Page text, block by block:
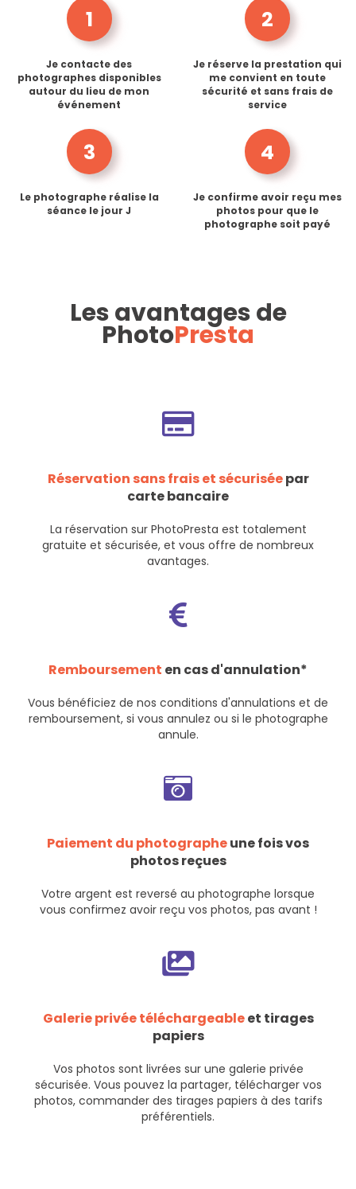
1
Je contacte des
photographes disponibles
autour du lieu de mon
événement
2
Je réserve la prestation qui
me convient en toute
sécurité et sans frais de
service
3
Le photographe réalise la
séance le jour J
4
Je confirme avoir reçu mes
photos pour que le
photographe soit payé
Les avantages de
PhotoPresta
Réservation sans frais et sécuriséepar
carte bancaire
La réservation sur PhotoPresta est totalement
gratuite et sécurisée, et vous offre de nombreux
avantages.
Remboursement en cas d'annulation*
Vous bénéficiez de nos conditions d'annulations et de
remboursement, si vous annulez ou si le photographe
annule.
Paiement du photographeune fois vos
photos reçues
Votre argent est reversé au photographe lorsque
vous confirmez avoir reçu vos photos, pas avant !
Galerie privée téléchargeableet tirages
papiers
Vos photos sont livrées sur une galerie privée
sécurisée. Vous pouvez la partager, télécharger vos
photos, commander des tirages papiers à des tarifs
préférentiels.